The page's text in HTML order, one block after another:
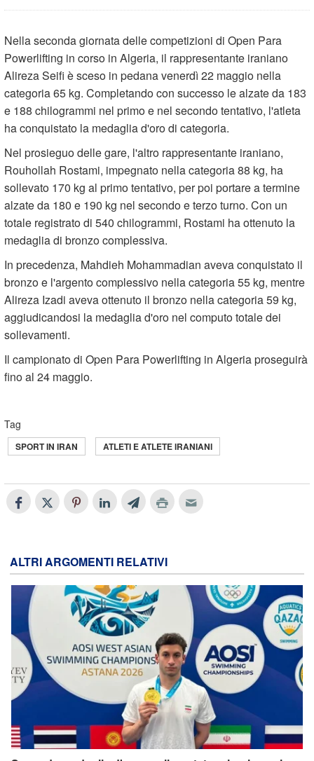
Nella seconda giornata delle competizioni di Open Para
Powerlifting in corso in Algeria, il rappresentante iraniano
Alireza Seifi è sceso in pedana venerdì 22 maggio nella
categoria 65 kg. Completando con successo le alzate da 183
e 188 chilogrammi nel primo e nel secondo tentativo, l'atleta
ha conquistato la medaglia d'oro di categoria.
Nel prosieguo delle gare, l'altro rappresentante iraniano,
Rouhollah Rostami, impegnato nella categoria 88 kg, ha
sollevato 170 kg al primo tentativo, per poi portare a termine
alzate da 180 e 190 kg nel secondo e terzo turno. Con un
totale registrato di 540 chilogrammi, Rostami ha ottenuto la
medaglia di bronzo complessiva.
In precedenza, Mahdieh Mohammadian aveva conquistato il
bronzo e l'argento complessivo nella categoria 55 kg, mentre
Alireza Izadi aveva ottenuto il bronzo nella categoria 59 kg,
aggiudicandosi la medaglia d'oro nel computo totale dei
sollevamenti.
Il campionato di Open Para Powerlifting in Algeria proseguirà
fino al 24 maggio.
Tag
SPORT IN IRAN ATLETI E ATLETE IRANIANI
ALTRI ARGOMENTI RELATIVI